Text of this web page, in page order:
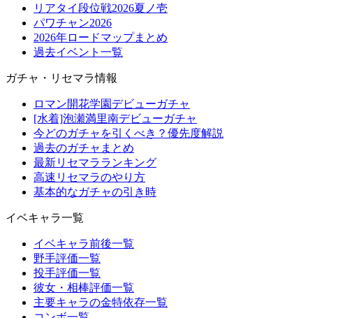
リアタイ段位戦2026夏ノ壱
パワチャン2026
2026年ロードマップまとめ
過去イベント一覧
ガチャ・リセマラ情報
ロマン開花学園デビューガチャ
[水着]泡瀬満里南デビューガチャ
今どのガチャを引くべき？優先度解説
過去のガチャまとめ
最新リセマラランキング
高速リセマラのやり方
基本的なガチャの引き時
イベキャラ一覧
イベキャラ前後一覧
野手評価一覧
投手評価一覧
彼女・相棒評価一覧
主要キャラの金特依存一覧